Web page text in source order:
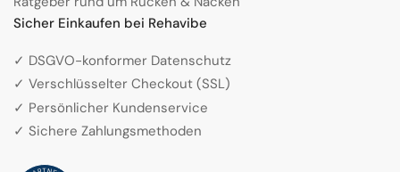
Sicher Einkaufen bei Rehavibe
✓ DSGVO-konformer Datenschutz
✓ Verschlüsselter Checkout (SSL)
✓ Persönlicher Kundenservice
✓ Sichere Zahlungsmethoden